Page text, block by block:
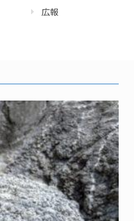
広報